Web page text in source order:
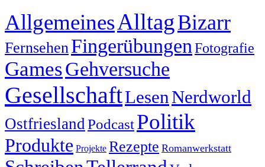
AllgemeinesAlltagBizarr
FernsehenFingerübungen Fotografie
GamesGehversuche
GesellschaftLesenNerdworld
OstfrieslandPodcastPolitik
Produkte Projekte Rezepte Romanwerkstatt